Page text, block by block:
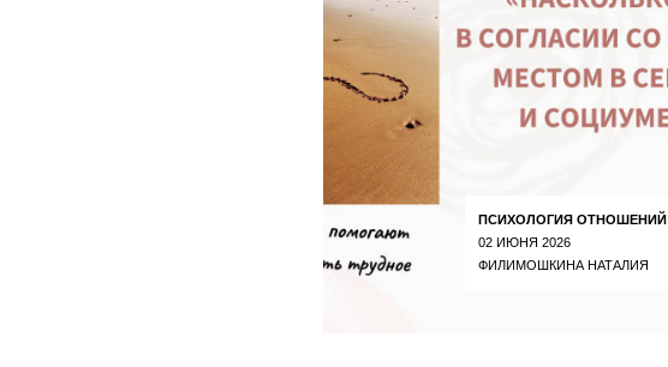
ПСИХОЛОГИЯ ОТНОШЕНИЙ
02 ИЮНЯ 2026
ФИЛИМОШКИНА НАТАЛИЯ